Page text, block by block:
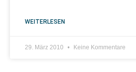
WEITERLESEN
29. März 2010 Keine Kommentare